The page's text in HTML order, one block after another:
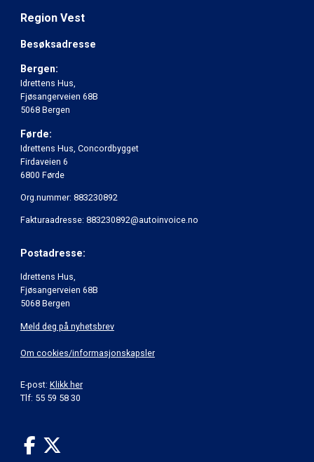
Region Vest
Besøksadresse
Bergen:
Idrettens Hus,
Fjøsangerveien 68B
5068 Bergen
Førde:
Idrettens Hus, Concordbygget
Firdaveien 6
6800 Førde
Org.nummer: 883230892
Fakturaadresse: 883230892@autoinvoice.no
Postadresse:
Idrettens Hus,
Fjøsangerveien 68B
5068 Bergen
Meld deg på nyhetsbrev
Om cookies/informasjonskapsler
E-post: Klikk her
Tlf: 55 59 58 30